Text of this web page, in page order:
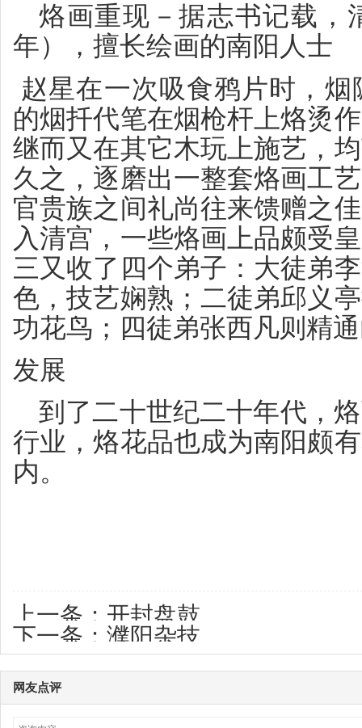
烙画重现－据志书记载，
年），擅长绘画的南阳人士
赵星在一次吸食鸦片时，
的烟扦代笔在烟枪杆上烙烫
继而又在其它木玩上施艺，
久之，逐磨出一整套烙画工
官贵族之间礼尚往来馈赠之
入清宫，一些烙画上品颇受
三又收了四个弟子：大徒弟
色，技艺娴熟；二徒弟邱义
功花鸟；四徒弟张西凡则精
发展
到了二十世纪二十年代，
行业，烙花品也成为南阳颇
内。
上一条： 开封盘鼓
下一条： 濮阳杂技